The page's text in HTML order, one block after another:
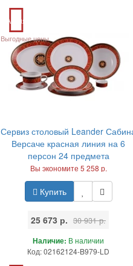
Акция
Выгодные цены
Сервиз столовый Leander
Версаче красная линия на 6
персон 24 предмета
Вы экономите 5 258 р.
Купить
25 673 р. 30 931 р.
Наличие: В наличии
Код: 02162124-B979-LD